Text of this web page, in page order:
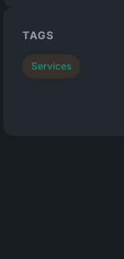
TAGS
Services